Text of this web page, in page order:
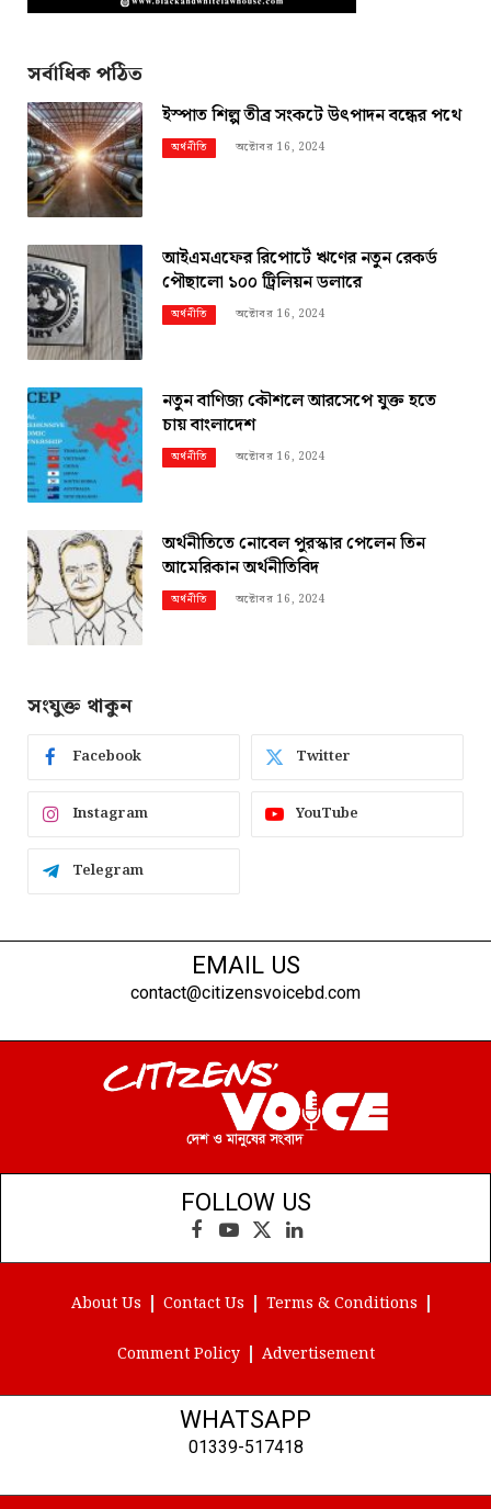
সর্বাধিক পঠিত
ইস্পাত শিল্প তীব্র সংকটে উৎপাদন বন্ধের পথে
অর্থনীতি অক্টোবর 16, 2024
আইএমএফের রিপোর্টে ঋণের নতুন রেকর্ড
পৌছালো ১০০ ট্রিলিয়ন ডলারে
অর্থনীতি অক্টোবর 16, 2024
নতুন বাণিজ্য কৌশলে আরসেপে যুক্ত হতে
চায় বাংলাদেশ
অর্থনীতি অক্টোবর 16, 2024
অর্থনীতিতে নোবেল পুরস্কার পেলেন তিন
আমেরিকান অর্থনীতিবিদ
অর্থনীতি অক্টোবর 16, 2024
সংযুক্ত থাকুন
Facebook Twitter
Instagram YouTube
Telegram
EMAIL US
contact@citizensvoicebd.com
FOLLOW US
Facebook
YouTube
X
(Twitter)
LinkedIn
About Us Contact Us Terms & Conditions
Comment Policy Advertisement
WHATSAPP
01339-517418